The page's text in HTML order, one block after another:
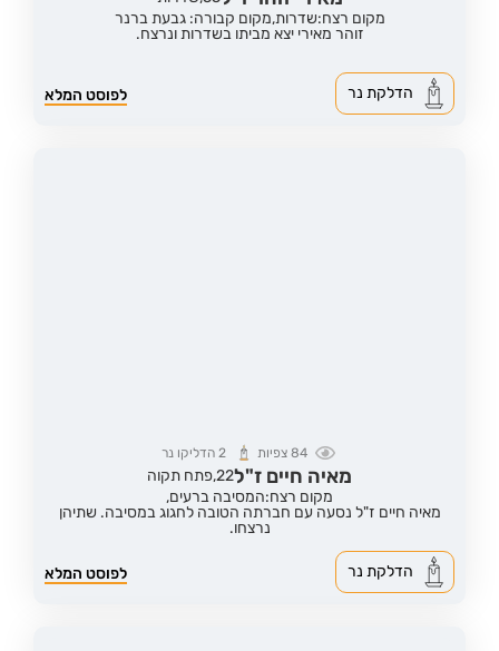
מקום רצח:שדרות,מקום קבורה: גבעת ברנר
זוהר מאירי יצא מביתו בשדרות ונרצח.
לפוסט המלא הדלקת נר
84 צפיות 2 הדליקו נר
מאיה חיים ז"ל22,פתח תקוה
מקום רצח:המסיבה ברעים,
מאיה חיים ז"ל נסעה עם חברתה הטובה לחגוג במסיבה. שתיהן
נרצחו.
לפוסט המלא הדלקת נר